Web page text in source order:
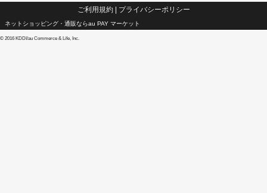
ご利用規約| プライバシーポリシー
ネットショッピング・通販ならau PAY マーケット
© 2016 KDDI/au Commerce & Life, Inc.